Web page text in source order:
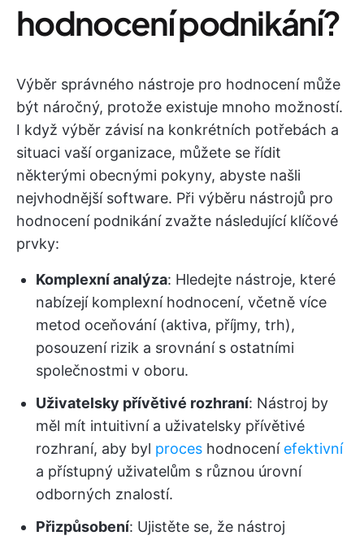
hodnocení podnikání?
Výběr správného nástroje pro hodnocení může
být náročný, protože existuje mnoho možností.
I když výběr závisí na konkrétních potřebách a
situaci vaší organizace, můžete se řídit
některými obecnými pokyny, abyste našli
nejvhodnější software. Při výběru nástrojů pro
hodnocení podnikání zvažte následující klíčové
prvky:
Komplexní analýza: Hledejte nástroje, které
nabízejí komplexní hodnocení, včetně více
metod oceňování (aktiva, příjmy, trh),
posouzení rizik a srovnání s ostatními
společnostmi v oboru.
Uživatelsky přívětivé rozhraní: Nástroj by
měl mít intuitivní a uživatelsky přívětivé
rozhraní, aby byl proces hodnocení efektivní
a přístupný uživatelům s různou úrovní
odborných znalostí.
Přizpůsobení: Ujistěte se, že nástroj